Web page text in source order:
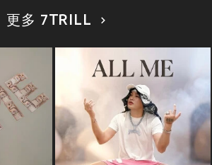
更多 7TRILL